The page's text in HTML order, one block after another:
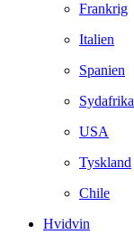
Frankrig
Italien
Spanien
Sydafrika
USA
Tyskland
Chile
Hvidvin